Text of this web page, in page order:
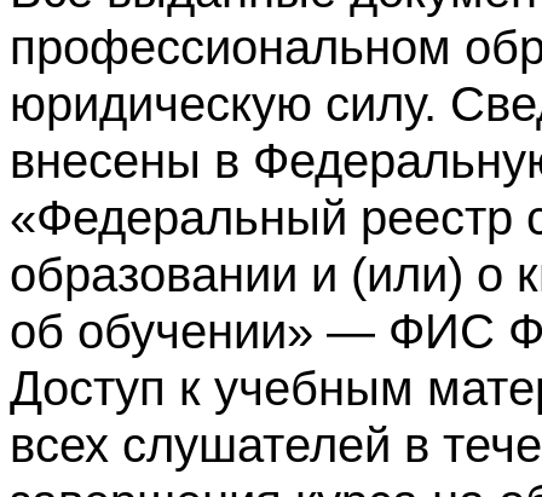
профессиональном
юридическую силу.
внесены в
«Федеральный реестр
образовании и (или) о
об обучении» — ФИС
Доступ к учебным
всех слушателей в